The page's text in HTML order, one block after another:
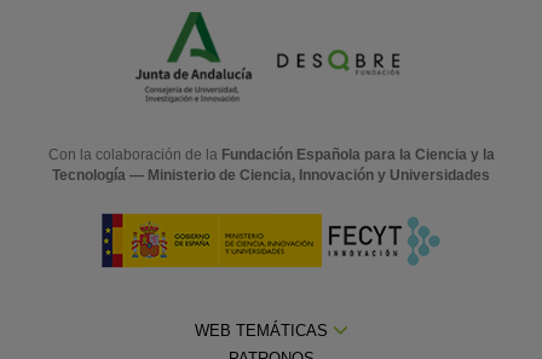
Con la colaboración de la Fundación Española para la Ciencia y la
Tecnología — Ministerio de Ciencia, Innovación y Universidades
WEB TEMÁTICAS